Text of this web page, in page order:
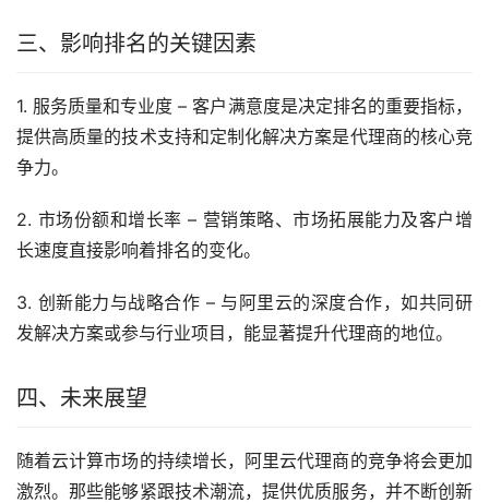
三、影响排名的关键因素
1. 服务质量和专业度 – 客户满意度是决定排名的重要指标，
提供高质量的技术支持和定制化解决方案是代理商的核心竞
争力。
2. 市场份额和增长率 – 营销策略、市场拓展能力及客户增
长速度直接影响着排名的变化。
3. 创新能力与战略合作 – 与阿里云的深度合作，如共同研
发解决方案或参与行业项目，能显著提升代理商的地位。
四、未来展望
随着云计算市场的持续增长，阿里云代理商的竞争将会更加
激烈。那些能够紧跟技术潮流，提供优质服务，并不断创新